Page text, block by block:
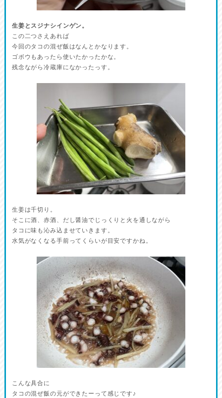
生姜とスジナシインゲン。
この二つさえあれば
今回のタコの混ぜ飯はなんとかなります。
ゴボウもあったら使いたかったかな。
残念ながら冷蔵庫になかったっす。
生姜は千切り。
そこに酒、赤酒、だし醤油でじっくりと火を通しながら
タコに味も沁み込ませていきます。
水気がなくなる手前ってくらいが目安ですかね。
こんな具合に
タコの混ぜ飯の元ができたーって感じです♪